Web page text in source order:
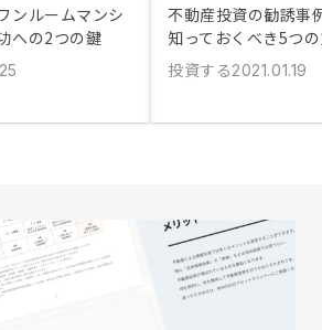
ンルームマンシ
への2つの鍵
不動産投資の勧誘事
知っておくべき5つ
投資する2021.01.19